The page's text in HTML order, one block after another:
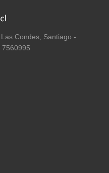
Condes, Santiago -
7560995